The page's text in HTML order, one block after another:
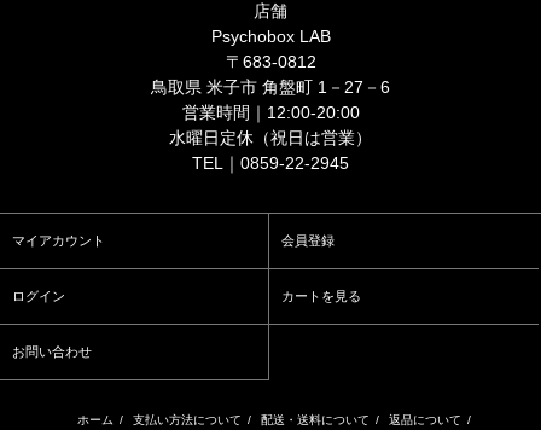
店舗
Psychobox LAB
〒683-0812
鳥取県 米子市 角盤町 1－27－6
営業時間｜12:00-20:00
水曜日定休（祝日は営業）
TEL｜0859-22-2945
マイアカウント 会員登録
ログイン カートを見る
お問い合わせ
ホーム / 支払い方法について / 配送・送料について / 返品について /